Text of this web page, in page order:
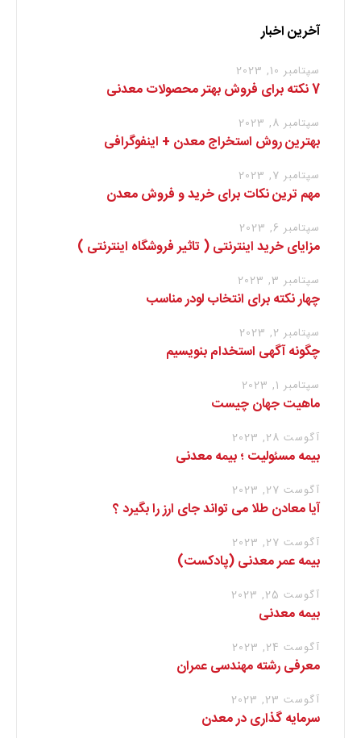
آخرین اخبار
سپتامبر 10, 2023
7 نکته برای فروش بهتر محصولات معدنی
سپتامبر 8, 2023
بهترین روش استخراج معدن + اینفوگرافی
سپتامبر 7, 2023
مهم ترین نکات برای خرید و فروش معدن
سپتامبر 6, 2023
مزایای خرید اینترنتی ( تاثیر فروشگاه اینترنتی )
سپتامبر 3, 2023
چهار نکته برای انتخاب لودر مناسب
سپتامبر 2, 2023
چگونه آگهی استخدام بنویسیم
سپتامبر 1, 2023
ماهیت جهان چیست
آگوست 28, 2023
بیمه مسئولیت ؛ بیمه معدنی
آگوست 27, 2023
آیا معادن طلا می تواند جای ارز را بگیرد ؟
آگوست 27, 2023
بیمه عمر معدنی (پادکست)
آگوست 25, 2023
بیمه معدنی
آگوست 24, 2023
معرفی رشته مهندسی عمران
آگوست 23, 2023
سرمایه گذاری در معدن